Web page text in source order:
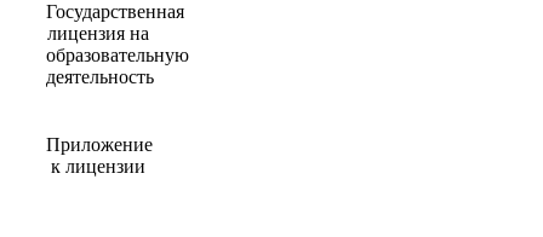
Государственная
лицензия на
образовательную
деятельность
Приложение
к лицензии